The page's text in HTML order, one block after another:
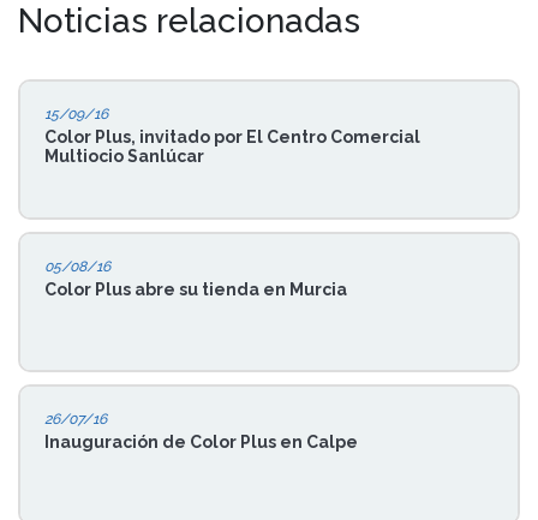
Noticias relacionadas
15/09/16
Color Plus, invitado por El Centro Comercial
Multiocio Sanlúcar
05/08/16
Color Plus abre su tienda en Murcia
26/07/16
Inauguración de Color Plus en Calpe